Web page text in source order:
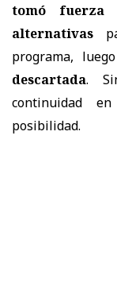
tomó fuerza
alternativas
programa,
descartada.
continuidad en
posibilidad.